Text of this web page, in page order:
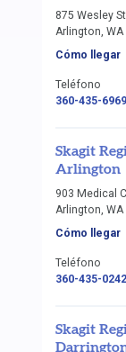
875 Wesley
Arlington, WA
Cómo llegar
Teléfono
360-435-6969
Skagit
Arlington
903 Medical
Arlington, WA
Cómo llegar
Teléfono
360-435-0242
Skagit